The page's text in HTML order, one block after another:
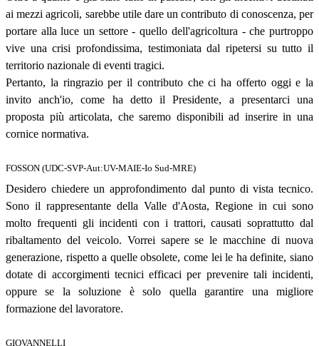
ai mezzi agricoli, sarebbe utile dare un contributo di conoscenza, per
portare alla luce un settore - quello dell'agricoltura - che purtroppo
vive una crisi profondissima, testimoniata dal ripetersi su tutto il
territorio nazionale di eventi tragici.
Pertanto, la ringrazio per il contributo che ci ha offerto oggi e la
invito anch'io, come ha detto il Presidente, a presentarci una
proposta più articolata, che saremo disponibili ad inserire in una
cornice normativa.
FOSSON (UDC-SVP-Aut:UV-MAIE-Io Sud-MRE)
Desidero chiedere un approfondimento dal punto di vista tecnico.
Sono il rappresentante della Valle d'Aosta, Regione in cui sono
molto frequenti gli incidenti con i trattori, causati soprattutto dal
ribaltamento del veicolo. Vorrei sapere se le macchine di nuova
generazione, rispetto a quelle obsolete, come lei le ha definite, siano
dotate di accorgimenti tecnici efficaci per prevenire tali incidenti,
oppure se la soluzione è solo quella garantire una migliore
formazione del lavoratore.
GIOVANNELLI